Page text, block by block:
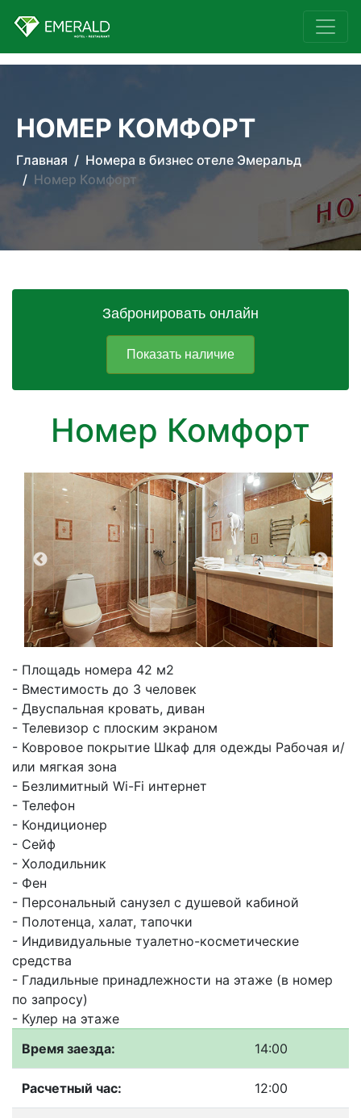
НОМЕР КОМФОРТ
Главная
Номера в бизнес отеле Эмеральд
Номер Комфорт
Номер Комфорт
- Площадь номера 42 м2
- Вместимость до 3 человек
- Двуспальная кровать, диван
- Телевизор с плоским экраном
- Ковровое покрытие Шкаф для одежды Рабочая и/
или мягкая зона
- Безлимитный Wi-Fi интернет
- Телефон
- Кондиционер
- Сейф
- Холодильник
- Фен
- Персональный санузел с душевой кабиной
- Полотенца, халат, тапочки
- Индивидуальные туалетно-косметические
средства
- Гладильные принадлежности на этаже (в номер
по запросу)
- Кулер на этаже
Время заезда:
14:00
Расчетный час: 12:00